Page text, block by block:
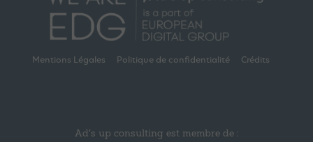
Mentions Légales Politique de confidentialité Crédits
Ad’s up consulting est membre de :